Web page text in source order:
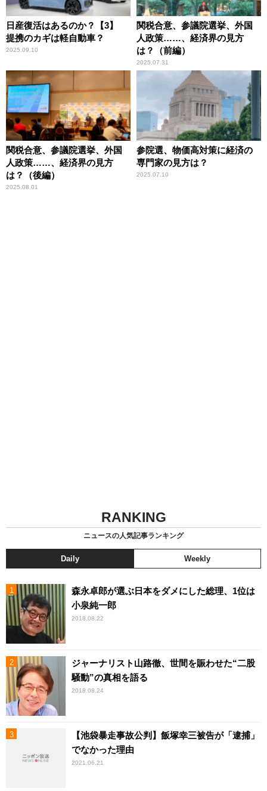
日産復活はあるのか？【3】
提携のカギは軽自動車？
2025.09.10
関税合意、参議院選挙、外国
人政策……、経済界の見方
は？（前編）
2025.07.31
関税合意、参議院選挙、外国
人政策……、経済界の見方
は？（後編）
2025.08.01
参院選、物価高対策に経済の
専門家の見方は？
2025.07.10
RANKING
ニュースの人気記事ランキング
Daily Weekly
森永卓郎が選ぶ日本をダメにした総理、1位は
小泉純一郎
2018.08.22
ジャーナリスト山路徹、世間を賑わせた“二股
騒動”の真相を語る
2018.08.24
【池袋暴走事故公判】飯塚幸三被告が「逮捕」
でなかった理由
2021.06.21